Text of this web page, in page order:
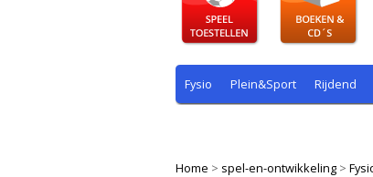
Fysio Plein&Sport Rijdend
Home > spel-en-ontwikkeling >